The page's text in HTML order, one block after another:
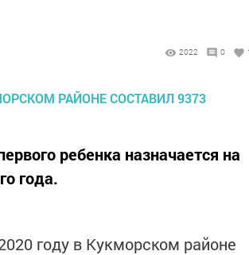
2022 0
ребенка назначается на
года.
году в Кукморском районе